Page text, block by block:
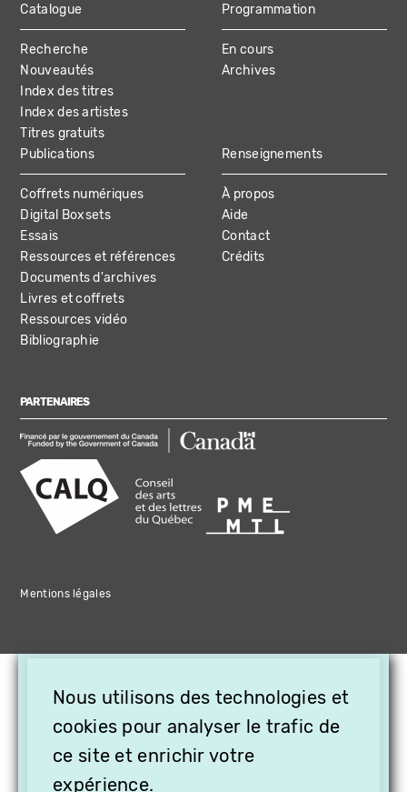
MAIN
NAVIGATION
Catalogue
Recherche
Nouveautés
Index des titres
Index des artistes
Titres gratuits
Programmation
En cours
Archives
Publications
Coffrets numériques
Digital Boxsets
Essais
Ressources et références
Documents d'archives
Livres et coffrets
Ressources vidéo
Bibliographie
Renseignements
À propos
Aide
Contact
Crédits
PARTENAIRES
Mentions légales
Nous utilisons des technologies et
cookies pour analyser le trafic de
ce site et enrichir votre
expérience.
OFFREZ LA VIDÉO EN
CADEAU, ABONNEZ VOS
PROCHES À VITHÈQUE !